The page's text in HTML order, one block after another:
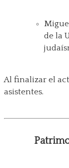
de la
Al finalizar el
asistentes.